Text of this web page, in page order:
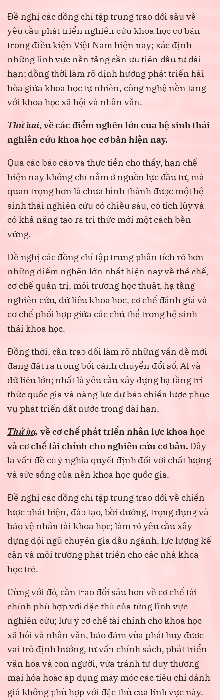
Đề nghị các đồng chí tập trung trao đổi sâu về
yêu cầu phát triển nghiên cứu khoa học cơ bản
trong điều kiện Việt Nam hiện nay; xác định
những lĩnh vực nền tảng cần ưu tiên đầu tư dài
hạn; đồng thời làm rõ định hướng phát triển hài
hòa giữa khoa học tự nhiên, công nghệ nền tảng
với khoa học xã hội và nhân văn.
Thứ hai, về các điểm nghẽn lớn của hệ sinh thái
nghiên cứu khoa học cơ bản hiện nay.
Qua các báo cáo và thực tiễn cho thấy, hạn chế
hiện nay không chỉ nằm ở nguồn lực đầu tư, mà
quan trọng hơn là chưa hình thành được một hệ
sinh thái nghiên cứu có chiều sâu, có tích lũy và
có khả năng tạo ra tri thức mới một cách bền
vững.
Đề nghị các đồng chí tập trung phân tích rõ hơn
những điểm nghẽn lớn nhất hiện nay về thể chế,
cơ chế quản trị, môi trường học thuật, hạ tầng
nghiên cứu, dữ liệu khoa học, cơ chế đánh giá và
cơ chế phối hợp giữa các chủ thể trong hệ sinh
thái khoa học.
Đồng thời, cần trao đổi làm rõ những vấn đề mới
đang đặt ra trong bối cảnh chuyển đổi số, AI và
dữ liệu lớn; nhất là yêu cầu xây dựng hạ tầng tri
thức quốc gia và năng lực dự báo chiến lược phục
vụ phát triển đất nước trong dài hạn.
Thứ ba, về cơ chế phát triển nhân lực khoa học
và cơ chế tài chính cho nghiên cứu cơ bản. Đây
là vấn đề có ý nghĩa quyết định đối với chất lượng
và sức sống của nền khoa học quốc gia.
Đề nghị các đồng chí tập trung trao đổi về chiến
lược phát hiện, đào tạo, bồi dưỡng, trọng dụng và
bảo vệ nhân tài khoa học; làm rõ yêu cầu xây
dựng đội ngũ chuyên gia đầu ngành, lực lượng kế
cận và môi trường phát triển cho các nhà khoa
học trẻ.
Cùng với đó, cần trao đổi sâu hơn về cơ chế tài
chính phù hợp với đặc thù của từng lĩnh vực
nghiên cứu; lưu ý cơ chế tài chính cho khoa học
xã hội và nhân văn, bảo đảm vừa phát huy được
vai trò định hướng, tư vấn chính sách, phát triển
văn hóa và con người, vừa tránh tư duy thương
mại hóa hoặc áp dụng máy móc các tiêu chí đánh
giá không phù hợp với đặc thù của lĩnh vực này.